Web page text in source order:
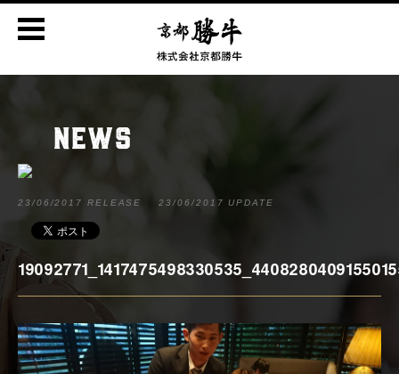
NEWS
23/06/2017 RELEASE 23/06/2017 UPDATE